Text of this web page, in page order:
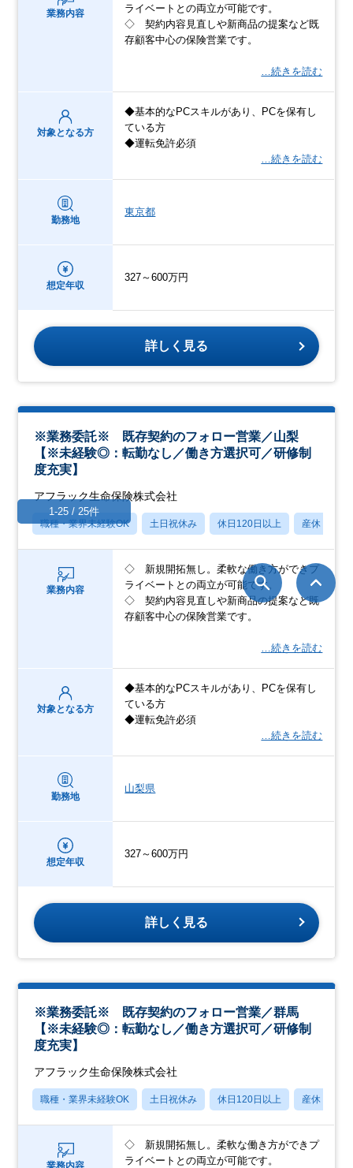
業務内容
ライベートとの両立が可能です。
◇ 契約内容見直しや新商品の提案など既
存顧客中心の保険営業です。
…続きを読む
対象となる方
◆基本的なPCスキルがあり、PCを保有し
ている方
◆運転免許必須
…続きを読む
勤務地
東京都
想定年収
327～600万円
詳しく見る
※業務委託※ 既存契約のフォロー営業／山梨
【※未経験◎：転勤なし／働き方選択可／研修制
度充実】
アフラック生命保険株式会社
職種・業界未経験OK 土日祝休み 休日120日以上 産休・育休
業務内容
◇ 新規開拓無し。柔軟な働き方ができプ
ライベートとの両立が可能です。
◇ 契約内容見直しや新商品の提案など既
存顧客中心の保険営業です。
…続きを読む
対象となる方
◆基本的なPCスキルがあり、PCを保有し
ている方
◆運転免許必須
…続きを読む
勤務地
山梨県
想定年収
327～600万円
詳しく見る
※業務委託※ 既存契約のフォロー営業／群馬
【※未経験◎：転勤なし／働き方選択可／研修制
度充実】
アフラック生命保険株式会社
職種・業界未経験OK 土日祝休み 休日120日以上 産休・育休
業務内容
◇ 新規開拓無し。柔軟な働き方ができプ
ライベートとの両立が可能です。
1-25 / 25件